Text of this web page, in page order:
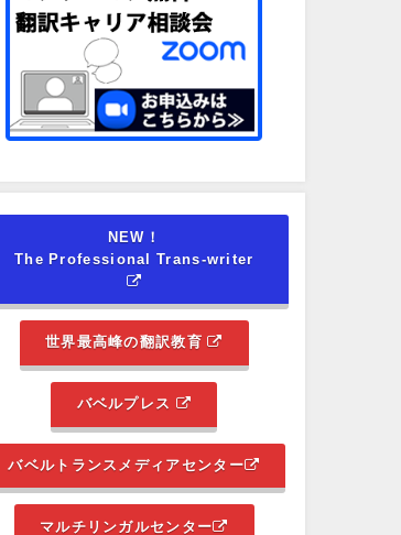
NEW！
The Professional Trans-writer
世界最高峰の翻訳教育
バベルプレス
バベルトランスメディアセンター
マルチリンガルセンター